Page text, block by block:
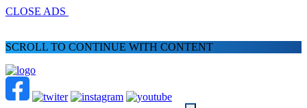
CLOSE ADS
SCROLL TO CONTINUE WITH CONTENT